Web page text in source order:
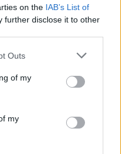
on the IAB’s List of
further disclose it to other
Outs
of my
my
identiteti i 20-
të vrarë në Korçë,
një pallati